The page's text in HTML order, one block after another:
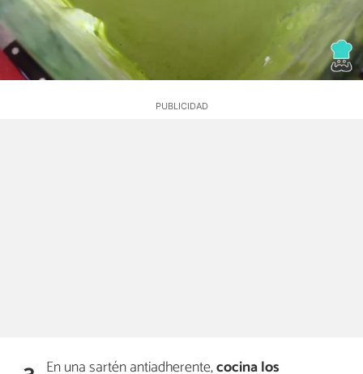
En una sartén antiadherente,cocina los